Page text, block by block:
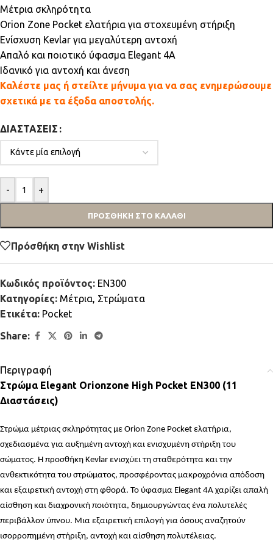
Μέτρια σκληρότητα
Orion Zone Pocket ελατήρια για στοχευμένη στήριξη
Ενίσχυση Kevlar για μεγαλύτερη αντοχή
Απαλό και ποιοτικό ύφασμα Elegant 4A
Ιδανικό για αντοχή και άνεση
Καλέστε μας ή στείλτε μήνυμα για να σας ενημερώσουμε
σχετικά με τα έξοδα αποστολής.
ΔΙΑΣΤΆΣΕΙΣ
- +
ΠΡΟΣΘΉΚΗ ΣΤΟ ΚΑΛΆΘΙ
Πρόσθήκη στην Wishlist
Κωδικός προϊόντος: EN300
Κατηγορίες: Μέτρια, Στρώματα
Ετικέτα: Pocket
Share:
Περιγραφή
Στρώμα Elegant Orionzone High Pocket EN300 (11
Διαστάσεις)
Στρώμα μέτριας σκληρότητας με Orion Zone Pocket ελατήρια,
σχεδιασμένα για αυξημένη αντοχή και ενισχυμένη στήριξη του
σώματος. Η προσθήκη Kevlar ενισχύει τη σταθερότητα και την
ανθεκτικότητα του στρώματος, προσφέροντας μακροχρόνια απόδοση
και εξαιρετική αντοχή στη φθορά. Το ύφασμα Elegant 4A χαρίζει απαλή
αίσθηση και διαχρονική ποιότητα, δημιουργώντας ένα πολυτελές
περιβάλλον ύπνου. Μια εξαιρετική επιλογή για όσους αναζητούν
ισορροπημένη στήριξη, αντοχή και αίσθηση πολυτέλειας.